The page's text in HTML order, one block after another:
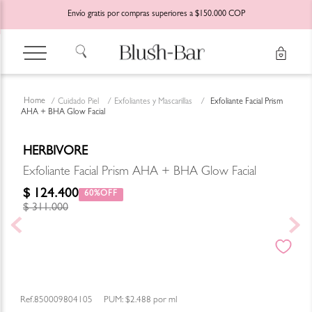
Envío gratis por compras superiores a $150.000 COP
Cuidado Piel Exfoliantes y Mascarillas
Exfoliante Facial Prism
AHA + BHA Glow Facial
HERBIVORE
Exfoliante Facial Prism AHA + BHA Glow Facial
$ 124.400 60%
$ 311.000
850009804105 PUM: $2.488 por ml